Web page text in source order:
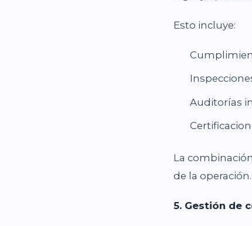
Esto incluye:
Auditorías
La
de la operación.
5. Gestión de